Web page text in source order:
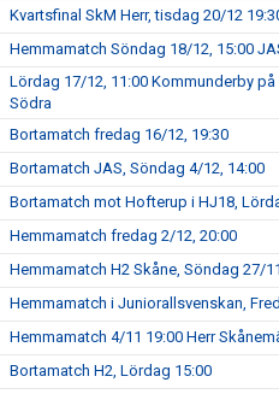
Kvartsfinal SkM Herr, tisdag 20/12
Hemmamatch Söndag 18/12, 15:00
Lördag 17/12, 11:00 Kommunderby
Södra
Bortamatch fredag 16/12, 19:30
Bortamatch JAS, Söndag 4/12, 14:00
Bortamatch mot Hofterup i HJ18,
Hemmamatch fredag 2/12, 20:00
Hemmamatch H2 Skåne, Söndag 27/
Hemmamatch i Juniorallsvenskan,
Hemmamatch 4/11 19:00 Herr
Bortamatch H2, Lördag 15:00